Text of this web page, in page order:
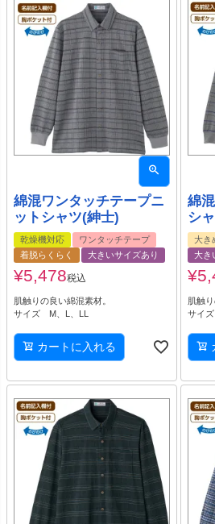
綿混ワンタッチテープニ
ットシャツ(紳士)
乾燥機対応
ワンタッチテープ
着脱らくらく
大きいサイズあり
¥5,478税込
肌触りの良い綿混素材。
サイズ M、L、LL
カートに入れる
綿
シ
大き
大き
¥
肌触
サイ